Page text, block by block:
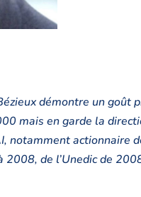
démontre un goût
mais en garde la
notamment actionnaire
de l’Unedic de